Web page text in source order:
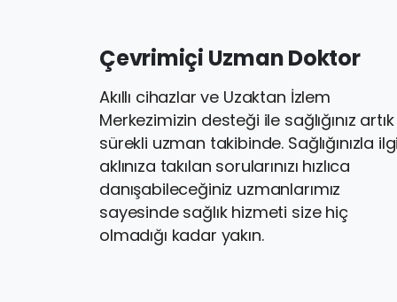
Çevrimiçi UzmanDoktor
Akıllı cihazlar ve Uzaktan İzlem
Merkezimizin desteği ile sağlığınız artık
sürekli uzman takibinde. Sağlığınızla
aklınıza takılan sorularınızı hızlıca
danışabileceğiniz uzmanlarımız
sayesinde sağlık hizmeti size hiç
olmadığı kadar yakın.